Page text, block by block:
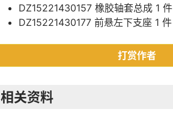
DZ15221430157 橡胶轴套总成 1 件
DZ15221430177 前悬左下支座 1 件
打赏作者
相关资料